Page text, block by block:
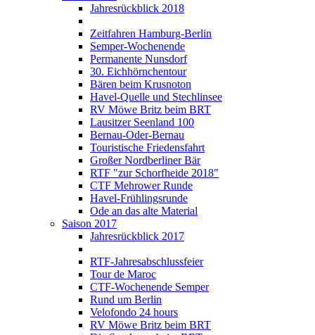
Jahresrückblick 2018
Zeitfahren Hamburg-Berlin
Semper-Wochenende
Permanente Nunsdorf
30. Eichhörnchentour
Bären beim Krusnoton
Havel-Quelle und Stechlinsee
RV Möwe Britz beim BRT
Lausitzer Seenland 100
Bernau-Oder-Bernau
Touristische Friedensfahrt
Großer Nordberliner Bär
RTF "zur Schorfheide 2018"
CTF Mehrower Runde
Havel-Frühlingsrunde
Ode an das alte Material
Saison 2017
Jahresrückblick 2017
RTF-Jahresabschlussfeier
Tour de Maroc
CTF-Wochenende Semper
Rund um Berlin
Velofondo 24 hours
RV Möwe Britz beim BRT